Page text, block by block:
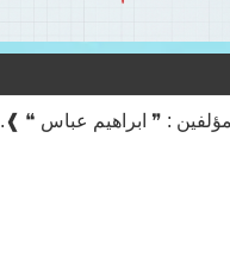
: ❞ ابراهيم عباس ❝ ❱.